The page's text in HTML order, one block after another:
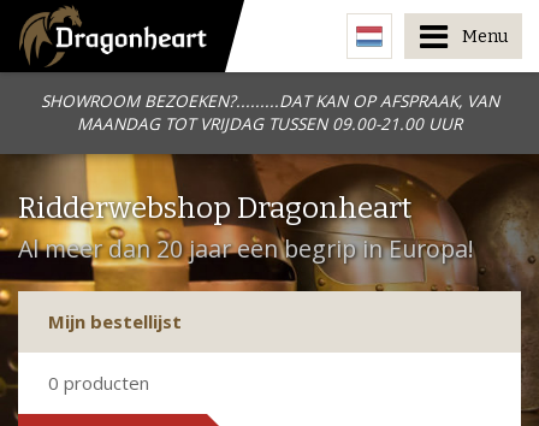
SHOWROOM BEZOEKEN?.........DAT KAN OP AFSPRAAK, VAN
MAANDAG TOT VRIJDAG TUSSEN 09.00-21.00 UUR
Menu
Ridderwebshop Dragonheart
Al meer dan 20 jaar een begrip in Europa!
Mijn bestellijst
0 producten